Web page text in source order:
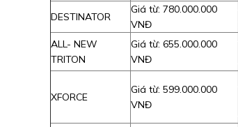
DESTINATOR
Giá từ: 780.000.000
VNĐ
ALL- NEW
TRITON
Giá từ: 655.000.000
VNĐ
XFORCE
Giá từ: 599.000.000
VNĐ